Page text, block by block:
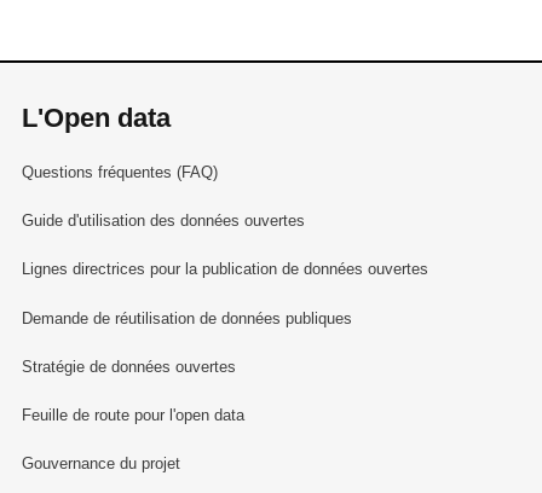
L'Open data
Questions fréquentes (FAQ)
Guide d'utilisation des données ouvertes
Lignes directrices pour la publication de données ouvertes
Demande de réutilisation de données publiques
Stratégie de données ouvertes
Feuille de route pour l'open data
Gouvernance du projet